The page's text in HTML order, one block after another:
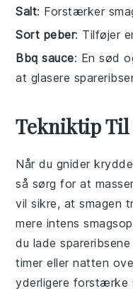
Salt: Forstærker
Sort peber: Tilføjer
Bbq sauce: En sød
at glasere
Tekniktip Til
Når du gnider
så sørg for at
vil sikre, at smagen
mere intens
du ladespareribsene
timer eller natten
yderligere forstærke